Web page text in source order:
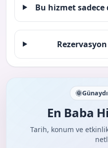
Bu hizmet
🌞
En Baba
Tarih, konum ve